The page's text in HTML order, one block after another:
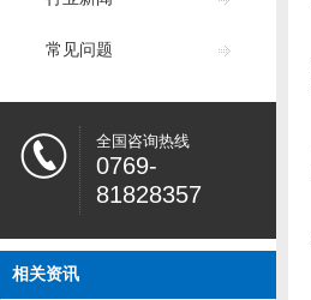
常见问题
全国咨询热线
0769-
81828357
相关资讯